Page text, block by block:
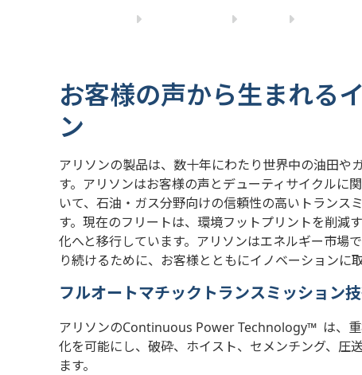
お客様の声から生まれる
ン
アリソンの製品は、数十年にわたり世界中の油田や
す。アリソンはお客様の声とデューティサイクルに
いて、石油・ガス分野向けの信頼性の高いトランス
す。現在のフリートは、環境フットプリントを削減
化へと移行しています。アリソンはエネルギー市場
り続けるために、お客様とともにイノベーションに
フルオートマチックトランスミッション
アリソンのContinuous Power Technology™ は、重
化を可能にし、破砕、ホイスト、セメンチング、圧
ます。